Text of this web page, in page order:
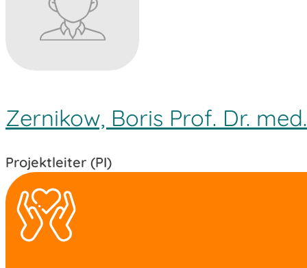
Zernikow, Boris Prof. Dr. med.
Projektleiter (PI)